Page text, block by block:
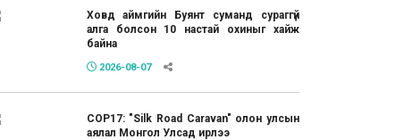
Ховд аймгийн Буянт суманд сураггүй
алга болсон 10 настай охиныг хайж
байна
2026-08-07
COP17: "Silk Road Caravan" олон улсын
аялал Монгол Улсад ирлээ